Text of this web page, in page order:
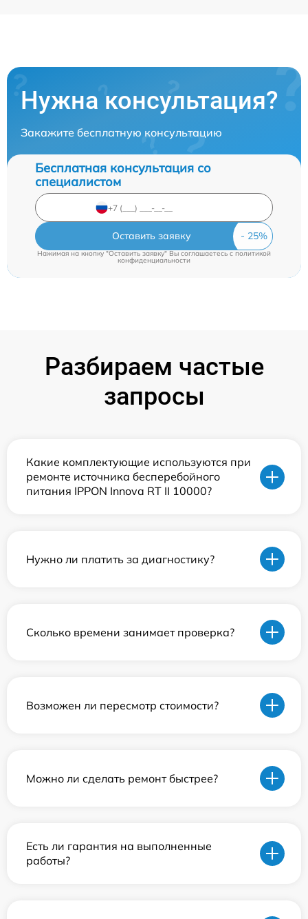
Нужна консультация?
Закажите бесплатную консультацию
Бесплатная консультация со
специалистом
Оставить заявку
Нажимая на кнопку "Оставить заявку" Вы соглашаетесь cполитикой
конфиденциальности
Разбираем частые
запросы
Какие комплектующие используются при
ремонте источника бесперебойного
питания IPPON Innova RT II 10000?
Нужно ли платить за диагностику?
Сколько времени занимает проверка?
Возможен ли пересмотр стоимости?
Можно ли сделать ремонт быстрее?
Есть ли гарантия на выполненные
работы?